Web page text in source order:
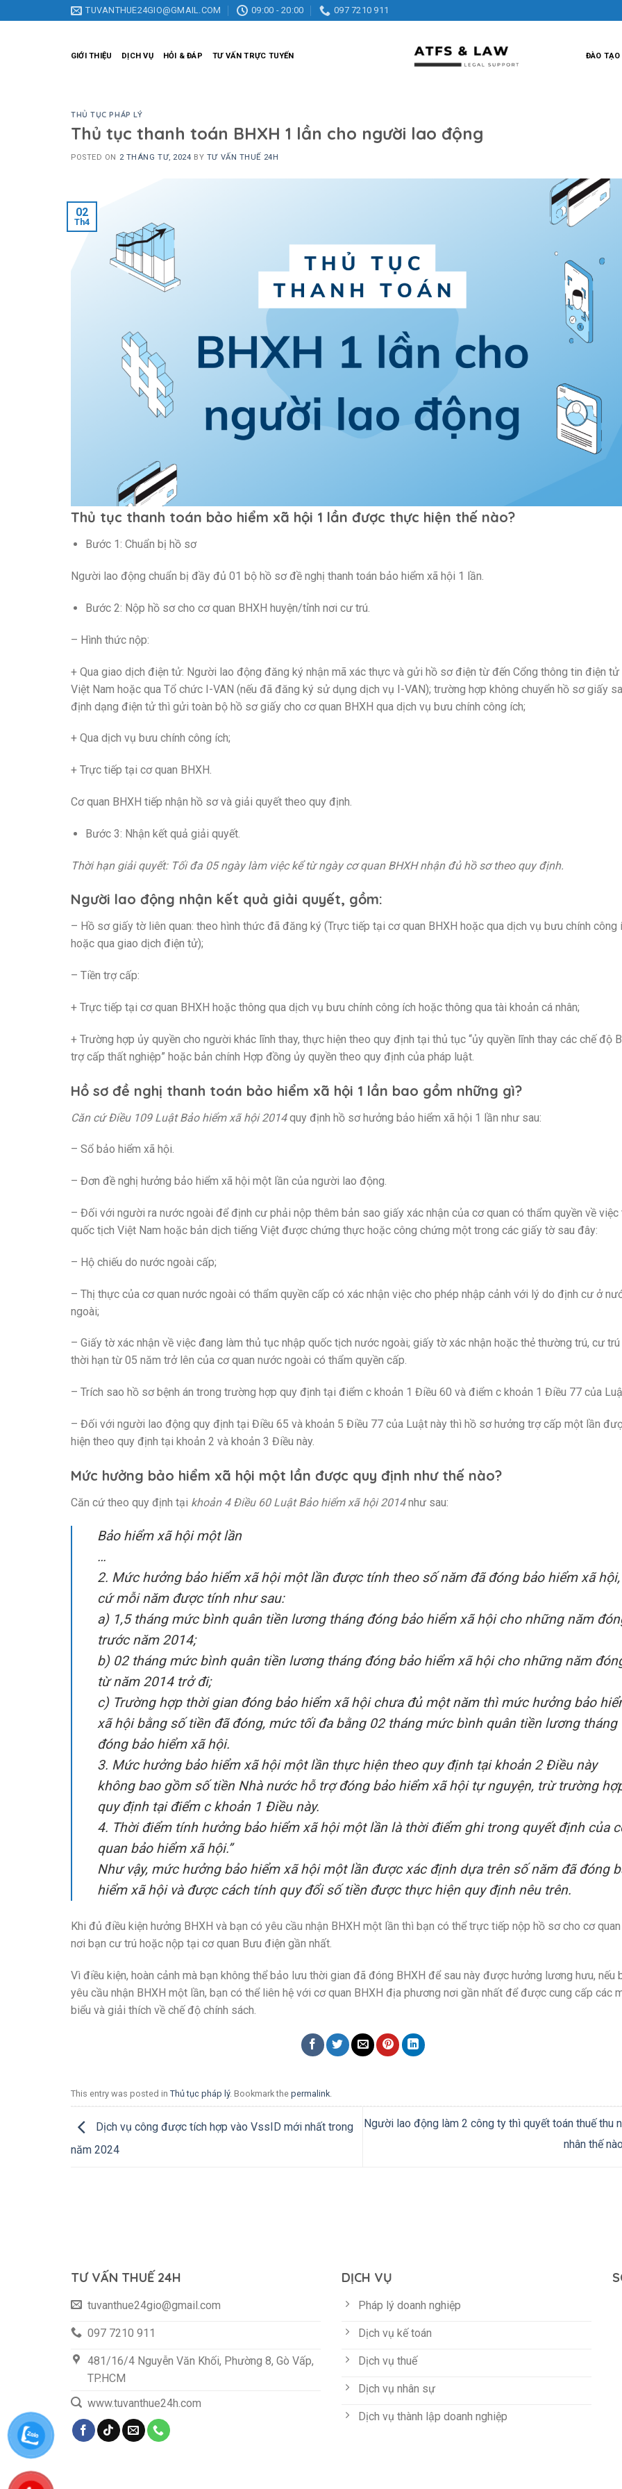
to
TUVANTHUE24GIO@GMAIL.COM 09:00 - 20:00 097 7210 911
GIỚI THIỆU DỊCH VỤ HỎI & ĐÁP TƯ VẤN TRỰC TUYẾN ĐÀO TẠO
THỦ TỤC PHÁP LÝ
Thủ tục thanh toán BHXH 1 lần cho người lao động
POSTED ON 2 THÁNG TƯ, 2024 BY TƯ VẤN THUẾ 24H
02
Th4
Thủ tục thanh toán bảo hiểm xã hội 1 lần được thực hiện thế nào?
Bước 1: Chuẩn bị hồ sơ
Người lao động chuẩn bị đầy đủ 01 bộ hồ sơ đề nghị thanh toán bảo hiểm xã hội 1 lần.
Bước 2: Nộp hồ sơ cho cơ quan BHXH huyện/tỉnh nơi cư trú.
– Hình thức nộp:
+ Qua giao dịch điện tử: Người lao động đăng ký nhận mã xác thực và gửi hồ sơ điện từ đến Cổng thông tin điện tử
Việt Nam hoặc qua Tổ chức I-VAN (nếu đã đăng ký sử dụng dịch vụ I-VAN); trường hợp không chuyển hồ sơ giấy
định dạng điện tử thì gửi toàn bộ hồ sơ giấy cho cơ quan BHXH qua dịch vụ bưu chính công ích;
+ Qua dịch vụ bưu chính công ích;
+ Trực tiếp tại cơ quan BHXH.
Cơ quan BHXH tiếp nhận hồ sơ và giải quyết theo quy định.
Bước 3: Nhận kết quả giải quyết.
Thời hạn giải quyết: Tối đa 05 ngày làm việc kể từ ngày cơ quan BHXH nhận đủ hồ sơ theo quy định.
Người lao động nhận kết quả giải quyết, gồm:
– Hồ sơ giấy tờ liên quan: theo hình thức đã đăng ký (Trực tiếp tại cơ quan BHXH hoặc qua dịch vụ bưu chính công
hoặc qua giao dịch điện tử);
– Tiền trợ cấp:
+ Trực tiếp tại cơ quan BHXH hoặc thông qua dịch vụ bưu chính công ích hoặc thông qua tài khoản cá nhân;
+ Trường hợp ủy quyền cho người khác lĩnh thay, thực hiện theo quy định tại thủ tục “ủy quyền lĩnh thay các chế độ
trợ cấp thất nghiệp” hoặc bản chính Hợp đồng ủy quyền theo quy định của pháp luật.
Hồ sơ đề nghị thanh toán bảo hiểm xã hội 1 lần bao gồm những gì?
Căn cứ Điều 109 Luật Bảo hiểm xã hội 2014quy định hồ sơ hưởng bảo hiểm xã hội 1 lần như sau:
– Sổ bảo hiểm xã hội.
– Đơn đề nghị hưởng bảo hiểm xã hội một lần của người lao động.
– Đối với người ra nước ngoài để định cư phải nộp thêm bản sao giấy xác nhận của cơ quan có thẩm quyền về việc
quốc tịch Việt Nam hoặc bản dịch tiếng Việt được chứng thực hoặc công chứng một trong các giấy tờ sau đây:
– Hộ chiếu do nước ngoài cấp;
– Thị thực của cơ quan nước ngoài có thẩm quyền cấp có xác nhận việc cho phép nhập cảnh với lý do định cư ở
ngoài;
– Giấy tờ xác nhận về việc đang làm thủ tục nhập quốc tịch nước ngoài; giấy tờ xác nhận hoặc thẻ thường trú, cư trú
thời hạn từ 05 năm trở lên của cơ quan nước ngoài có thẩm quyền cấp.
– Trích sao hồ sơ bệnh án trong trường hợp quy định tại điểm c khoản 1 Điều 60 và điểm c khoản 1 Điều 77 của
– Đối với người lao động quy định tại Điều 65 và khoản 5 Điều 77 của Luật này thì hồ sơ hưởng trợ cấp một lần
hiện theo quy định tại khoản 2 và khoản 3 Điều này.
Mức hưởng bảo hiểm xã hội một lần được quy định như thế nào?
Căn cứ theo quy định tại khoản 4 Điều 60 Luật Bảo hiểm xã hội 2014như sau:
Bảo hiểm xã hội một lần
…
2. Mức hưởng bảo hiểm xã hội một lần được tính theo số năm đã đóng bảo hiểm xã hội,
cứ mỗi năm được tính như sau:
a) 1,5 tháng mức bình quân tiền lương tháng đóng bảo hiểm xã hội cho những năm
trước năm 2014;
b) 02 tháng mức bình quân tiền lương tháng đóng bảo hiểm xã hội cho những năm
từ năm 2014 trở đi;
c) Trường hợp thời gian đóng bảo hiểm xã hội chưa đủ một năm thì mức hưởng bảo
xã hội bằng số tiền đã đóng, mức tối đa bằng 02 tháng mức bình quân tiền lương tháng
đóng bảo hiểm xã hội.
3. Mức hưởng bảo hiểm xã hội một lần thực hiện theo quy định tại khoản 2 Điều này
không bao gồm số tiền Nhà nước hỗ trợ đóng bảo hiểm xã hội tự nguyện, trừ trường
quy định tại điểm c khoản 1 Điều này.
4. Thời điểm tính hưởng bảo hiểm xã hội một lần là thời điểm ghi trong quyết định của
quan bảo hiểm xã hội.”
Như vậy, mức hưởng bảo hiểm xã hội một lần được xác định dựa trên số năm đã đóng
hiểm xã hội và được cách tính quy đổi số tiền được thực hiện quy định nêu trên.
Khi đủ điều kiện hưởng BHXH và bạn có yêu cầu nhận BHXH một lần thì bạn có thể trực tiếp nộp hồ sơ cho cơ quan
nơi bạn cư trú hoặc nộp tại cơ quan Bưu điện gần nhất.
Vì điều kiện, hoàn cảnh mà bạn không thể bảo lưu thời gian đã đóng BHXH để sau này được hưởng lương hưu, nếu
yêu cầu nhận BHXH một lần, bạn có thể liên hệ với cơ quan BHXH địa phương nơi gần nhất để được cung cấp các
biểu và giải thích về chế độ chính sách.
This entry was posted in Thủ tục pháp lý. Bookmark the permalink
Dịch vụ công được tích hợp vào VssID mới nhất trong
năm 2024
Người lao động làm 2 công ty thì quyết toán thuế thu
nhân thế
TƯ VẤN THUẾ 24H
tuvanthue24gio@gmail.com
097 7210 911
481/16/4 Nguyễn Văn Khối, Phường 8, Gò Vấp,
TP.HCM
www.tuvanthue24h.com
DỊCH VỤ
Pháp lý doanh nghiệp
Dịch vụ kế toán
Dịch vụ thuế
Dịch vụ nhân sự
Dịch vụ thành lập doanh nghiệp